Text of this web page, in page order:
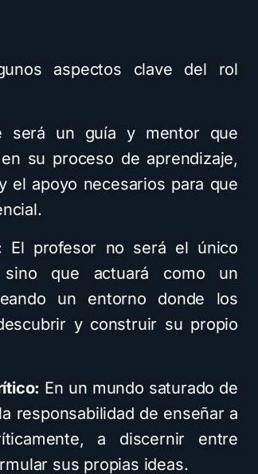
aspectos clave del rol
será un guía y mentor que
su proceso de aprendizaje,
el apoyo necesarios para que
El profesor no será el único
sino que actuará como un
un entorno donde los
y construir su propio
En un mundo saturado de
responsabilidad de enseñar a
a discernir entre
sus propias ideas.